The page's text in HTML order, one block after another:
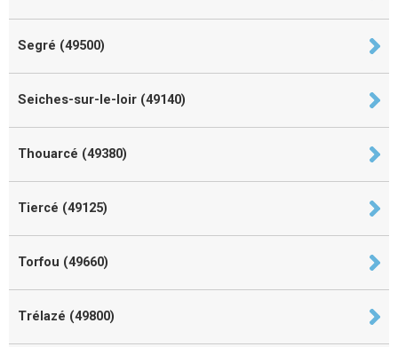
Segré (49500)
Seiches-sur-le-loir (49140)
Thouarcé (49380)
Tiercé (49125)
Torfou (49660)
Trélazé (49800)